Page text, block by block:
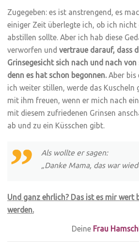
Zugegeben: es ist anstrengend, es
einiger Zeit überlegte ich, ob ich nicht
abstillen sollte. Aber ich hab diese
verworfen und vertraue darauf, dass
Grinsegesicht sich nach und nach
denn es hat schon begonnen. Aber bis
ich weiter stillen, werde das Kuscheln
mit ihm freuen, wenn er mich nach
mit diesem zufriedenen Grinsen
ab und zu ein Küsschen gibt.
Als wollte er sagen:
„Danke Mama, das war
Und ganz ehrlich? Das ist es mir wert
werden.
Deine Frau